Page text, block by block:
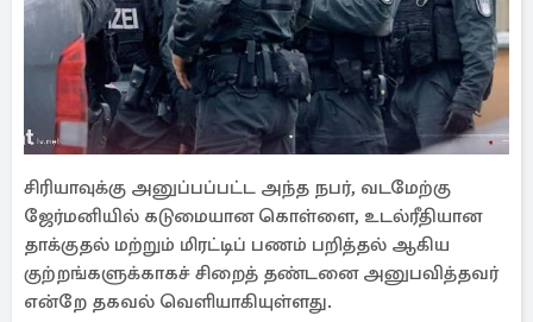
சிரியாவுக்கு அனுப்பப்பட்ட அந்த நபர், வடமேற்கு
ஜேர்மனியில் கடுமையான கொள்ளை, உடல்ரீதியான
தாக்குதல் மற்றும் மிரட்டிப் பணம் பறித்தல் ஆகிய
குற்றங்களுக்காகச் சிறைத் தண்டனை அனுபவித்தவர்
என்றே தகவல் வெளியாகியுள்ளது.